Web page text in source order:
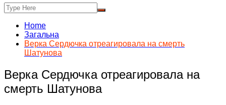
Home
Загальна
Верка Сердючка отреагировала на смерть
Шатунова
Верка Сердючка отреагировала на
смерть Шатунова